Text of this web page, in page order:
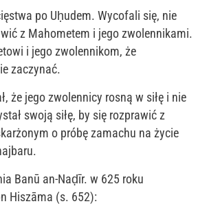
po Uḥudem. Wycofali się, nie
z Mahometem i jego zwolennikami.
i jego zwolennikom, że
zaczynać.
że jego zwolennicy rosną w siłę i nie
swoją siłę, by się rozprawić z
o próbę zamachu na życie
Banū an-Naḍīr. w 625 roku
Hiszāma (s. 652):